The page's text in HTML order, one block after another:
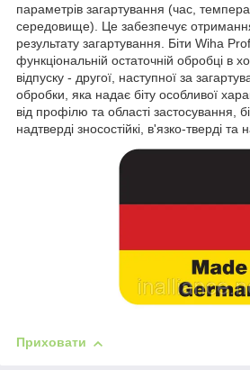
параметрів загартування (час,
середовище). Це забезпечує
результату загартування. Біти Wiha
функціональній остаточній обробці в
відпуску - другої, наступної за
обробки, яка надає біту особливої
від профілю та області застосування,
надтверді зносостійкі, в'язко-тверді та
Приховати